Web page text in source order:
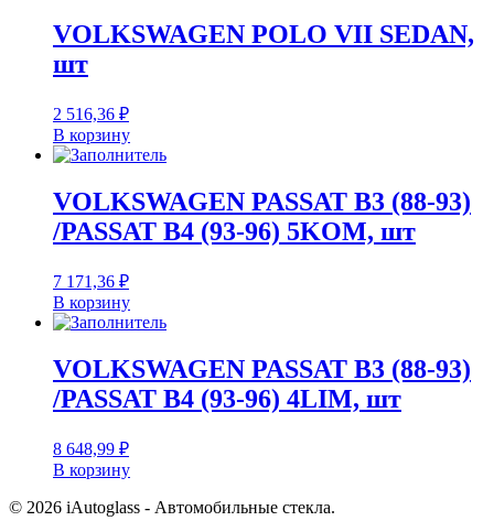
VOLKSWAGEN POLO VII SEDAN,
шт
2 516,36 ₽
В корзину
VOLKSWAGEN PASSAT B3 (88-93)
/PASSAT B4 (93-96) 5KOM, шт
7 171,36 ₽
В корзину
VOLKSWAGEN PASSAT B3 (88-93)
/PASSAT B4 (93-96) 4LIM, шт
8 648,99 ₽
В корзину
© 2026 iAutoglass - Автомобильные стекла.